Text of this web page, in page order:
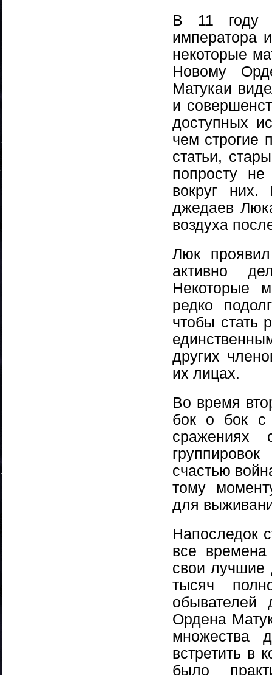
В 11 году
императора
некоторые
Новому
Матукаи
и
доступных
чем строгие
статьи,
попросту
вокруг
джедаев
воздуха
Люк
активно
Некоторые
редко
чтобы стать
других
их лицах.
Во время
бок о бок с
сражениях
счастью
тому
для
Напоследок
все
свои лучшие
тысяч
обывателей
Ордена
множества
встретить в
было